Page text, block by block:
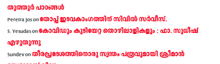
തൂത്തൂര്‍ പാഠങ്ങൾ
Pereira Josonതോപ്പ് ഇടവകാംഗത്തിന് സിവിൽ സർവീസ്.
S. Yesudasonകോവിഡും കുടിയേറ്റ തൊഴിലാളികളും : ഫാ. സുധീഷ്
എഴുതുന്നു
Sundevonതീരപ്രദേശത്തിനൊരു സ്വന്തം പത്രവുമായി ശ്രീമാന്‍